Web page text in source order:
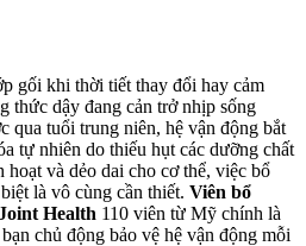
gối khi thời tiết thay đổi hay cảm
thức dậy đang cản trở nhịp sống
qua tuổi trung niên, hệ vận động bắt
tự nhiên do thiếu hụt các dưỡng chất
và dẻo dai cho cơ thể, việc bổ
là vô cùng cần thiết. Viên bổ
Health 110 viên từ Mỹ chính là
chủ động bảo vệ hệ vận động mỗi